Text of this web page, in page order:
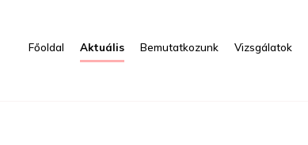
Főoldal Aktuális Bemutatkozunk Vizsgálatok